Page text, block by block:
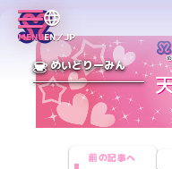
MENUEN／JP
めいどりーみん
前の記事へ